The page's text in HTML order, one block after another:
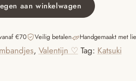
aan winkelwagen
€70 Veilig betalen Handgemaakt met
, Valentijn ♡ Tag: Katsuki